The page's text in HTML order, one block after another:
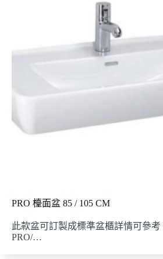
PRO 檯面盆 85 / 105 CM
此款盆可訂製成標準盆櫃詳情可參
PRO/…